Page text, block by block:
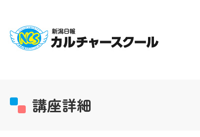
講座詳細